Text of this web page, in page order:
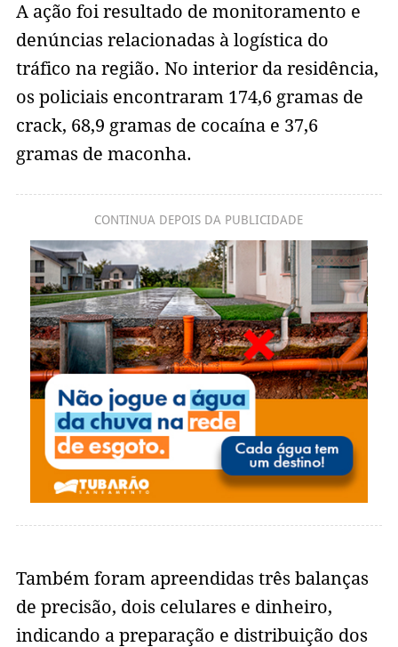
A ação foi resultado de monitoramento e
denúncias relacionadas à logística do
tráfico na região. No interior da residência,
os policiais encontraram 174,6 gramas de
crack, 68,9 gramas de cocaína e 37,6
gramas de maconha.
CONTINUA DEPOIS DA PUBLICIDADE
Também foram apreendidas três balanças
de precisão, dois celulares e dinheiro,
indicando a preparação e distribuição dos